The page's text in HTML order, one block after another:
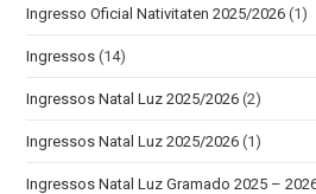
Ingresso Oficial Nativitaten 2025/2026 (1)
Ingressos (14)
Ingressos Natal Luz 2025/2026 (2)
Ingressos Natal Luz 2025/2026 (1)
Ingressos Natal Luz Gramado 2025 –